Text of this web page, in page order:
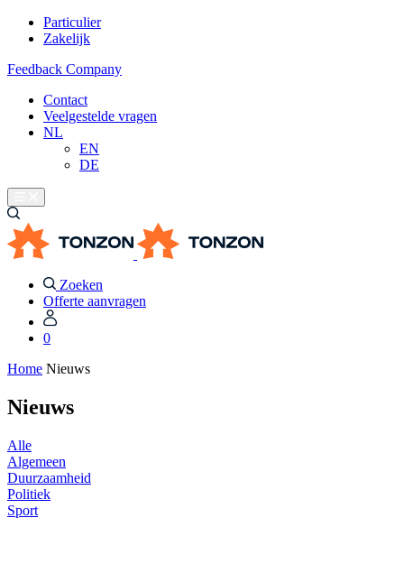
Particulier
Zakelijk
Feedback Company
Contact
Veelgestelde vragen
NL
EN
DE
Zoeken
Offerte aanvragen
0
Home Nieuws
Nieuws
Alle
Algemeen
Duurzaamheid
Politiek
Sport